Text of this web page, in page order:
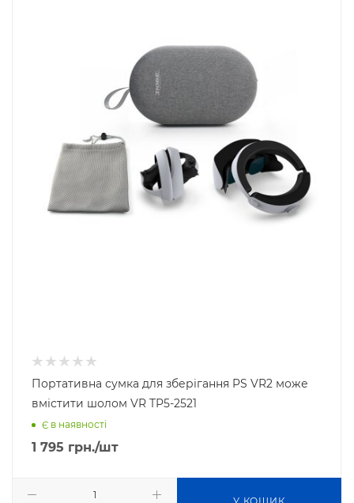
Портативна сумка для зберігання PS VR2 може
вмістити шолом VR TP5-2521
Є в наявності
1 795 грн./шт